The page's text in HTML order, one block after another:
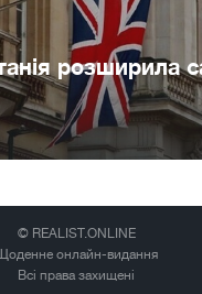
розширила
© REALIST.ONLINE
онлайн-видання
Всі права захищені